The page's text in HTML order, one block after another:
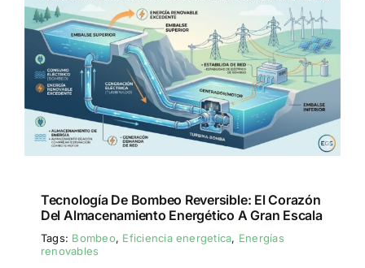
Tecnología De Bombeo Reversible: El Corazón
Del Almacenamiento Energético A Gran Escala
Tags: Bombeo, Eficiencia energetica, Energías
renovables